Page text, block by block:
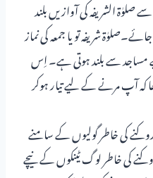
الشریفہ کی آوازیں بلند
شریفہ تو یا جمعہ کی نماز
مساجد سے بلند ہوتی ہے۔ اِس
کہ آپ مرنے کے لیے تیار ہوکر
کی خاطر گولیوں کے سامنے
کی خاطر لوگ ٹینکوں کے نیچے